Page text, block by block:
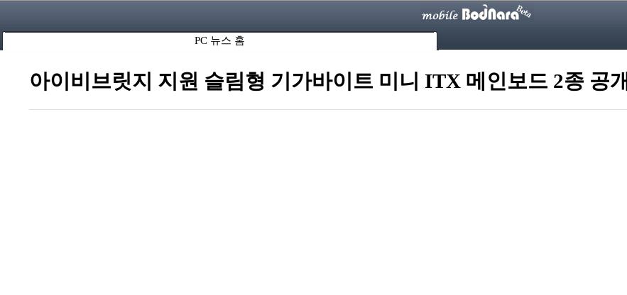
PC 뉴스 홈
아이비브릿지 지원 슬림형 기가바이트 미니 ITX 메인보드 2종 공개